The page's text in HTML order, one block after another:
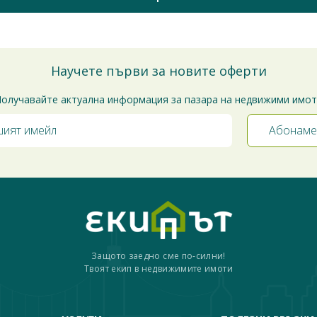
Научете първи за новите оферти
актуална информация за пазара на недвижими
Защото заедно сме по-силни!
Твоят екип в недвижимите имоти